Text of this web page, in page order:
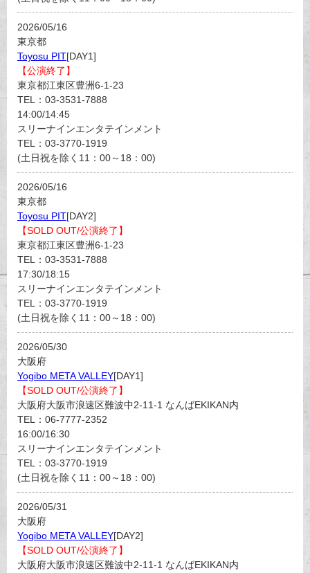
2026/05/16
東京都
Toyosu PIT[DAY1]
【公演終了】
東京都江東区豊洲6-1-23
TEL：03-3531-7888
14:00/14:45
スリーナインエンタテインメント
TEL：03-3770-1919
(土日祝を除く11：00～18：00)
2026/05/16
東京都
Toyosu PIT[DAY2]
【SOLD OUT/公演終了】
東京都江東区豊洲6-1-23
TEL：03-3531-7888
17:30/18:15
スリーナインエンタテインメント
TEL：03-3770-1919
(土日祝を除く11：00～18：00)
2026/05/30
大阪府
Yogibo META VALLEY[DAY1]
【SOLD OUT/公演終了】
大阪府大阪市浪速区難波中2-11-1 なんばEKIKAN内
TEL：06-7777-2352
16:00/16:30
スリーナインエンタテインメント
TEL：03-3770-1919
(土日祝を除く11：00～18：00)
2026/05/31
大阪府
Yogibo META VALLEY[DAY2]
【SOLD OUT/公演終了】
大阪府大阪市浪速区難波中2-11-1 なんばEKIKAN内